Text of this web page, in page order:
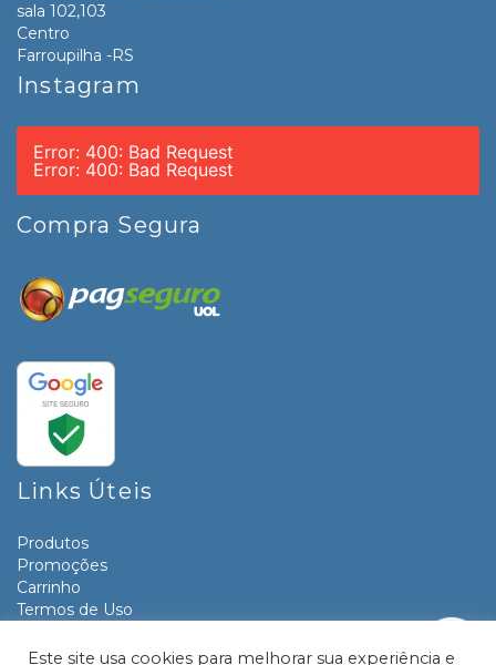
sala 102,103
Centro
Farroupilha -RS
Instagram
Error: 400: Bad Request
Error: 400: Bad Request
Compra Segura
Links Úteis
Produtos
Promoções
Carrinho
Termos de Uso
Contato
Este site usa cookies para melhorar sua experiência e